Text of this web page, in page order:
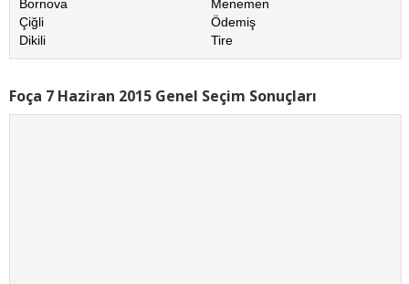
Bornova
Çiğli
Dikili
Menemen
Ödemiş
Tire
Foça 7 Haziran 2015 Genel Seçim Sonuçları